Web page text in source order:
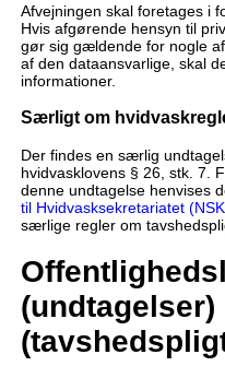
Afvejningen skal foretages i
Hvis afgørende hensyn til
gør sig gældende for nogle
af den dataansvarlige, skal
informationer.
Særligt om
Der findes en særlig
hvidvasklovens § 26, stk. 7.
denne undtagelse henvises
til Hvidvasksekretariatet
særlige regler om
(undtagelser)